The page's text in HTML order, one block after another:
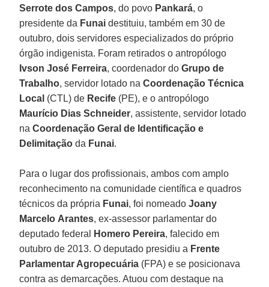
Serrote dos Campos, do povo Pankará, o
presidente da Funai destituiu, também em 30 de
outubro, dois servidores especializados do próprio
órgão indigenista. Foram retirados o antropólogo
Ivson José Ferreira, coordenador doGrupo de
Trabalho, servidor lotado naCoordenação Técnica
Local (CTL) de Recife (PE), e o antropólogo
Maurício Dias Schneider, assistente, servidor lotado
naCoordenação Geral de Identificação e
Delimitação da Funai.
Para o lugar dos profissionais, ambos com amplo
reconhecimento na comunidade científica e quadros
técnicos da própria Funai, foi nomeadoJoany
Marcelo Arantes, ex-assessor parlamentar do
deputado federal
Homero Pereira, falecido em
outubro de 2013. O deputado presidiu a Frente
Parlamentar Agropecuária (FPA) e se posicionava
contra as demarcações. Atuou com destaque na